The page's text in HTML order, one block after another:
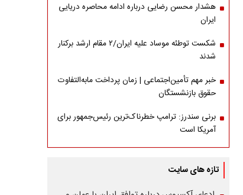
هشدار محسن رضایی درباره ادامه محاصره دریایی
ایران
شکست توطئه موساد علیه ایران/۲ مقام‌ ارشد برکنار
شدند
خبر مهم تأمین‌اجتماعی | زمان پرداخت مابه‌التفاوت
حقوق بازنشستگان
برنی سندرز: ترامپ خطرناک‌ترین رئیس‌جمهور برای
آمریکا است
تازه های سایت